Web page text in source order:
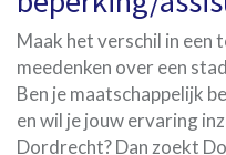
Maak het verschil in
meedenken over een
Ben je maatschappelijk
en wil je jouw ervaring
Dordrecht? Dan zoekt